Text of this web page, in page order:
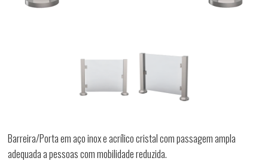
Barreira/Porta em aço inox e acrílico cristal com passagem ampla
adequada a pessoas com mobilidade reduzida.